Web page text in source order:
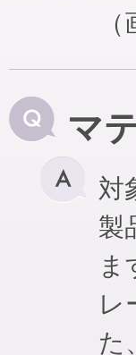
マ
対
製
ま
レ
た